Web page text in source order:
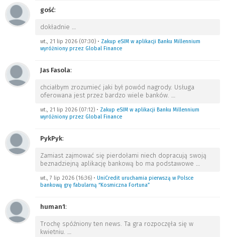
gość:
dokładnie …
wt., 21 lip 2026 (07:30) • Zakup eSIM w aplikacji Banku Millennium
wyróżniony przez Global Finance
Jas Fasola:
chciałbym zrozumieć jaki był powód nagrody. Usługa
oferowana jest przez bardzo wiele banków. …
wt., 21 lip 2026 (07:12) • Zakup eSIM w aplikacji Banku Millennium
wyróżniony przez Global Finance
PykPyk:
Zamiast zajmować się pierdołami niech dopracują swoją
beznadziejną aplikację bankową bo ma podstawowe …
wt., 7 lip 2026 (16:36) • UniCredit uruchamia pierwszą w Polsce
bankową grę fabularną “Kosmiczna Fortuna”
human1:
Trochę spóźniony ten news. Ta gra rozpoczęła się w
kwietniu. …